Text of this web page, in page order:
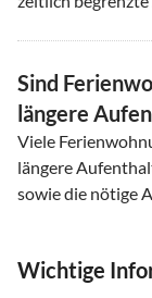
Sind
längere
Viele
längere
sowie die nötige
Wichtige